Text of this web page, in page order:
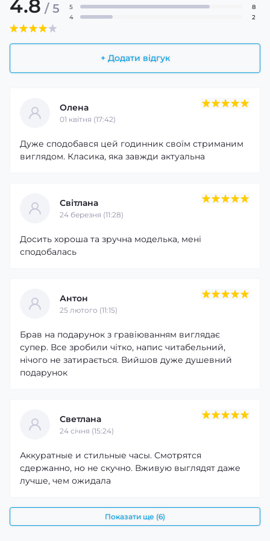
4.8 / 5
+ Додати відгук
5
8
4
2
Олена
01 квітня (17:42)
Дуже сподобався цей годинник своїм стриманим
виглядом. Класика, яка завжди актуальна
Світлана
24 березня (11:28)
Досить хороша та зручна моделька, мені
сподобалась
Антон
25 лютого (11:15)
Брав на подарунок з гравіюванням виглядає
супер. Все зробили чітко, напис читабельний,
нічого не затирається. Вийшов дуже душевний
подарунок
Светлана
24 cічня (15:24)
Аккуратные и стильные часы. Смотрятся
сдержанно, но не скучно. Вживую выглядят даже
лучше, чем ожидала
Показати ще (6)